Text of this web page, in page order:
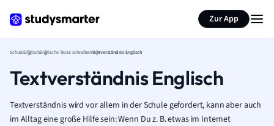
Zur App
SchuleEnglischEnglische Texte schreibenTextverständnis Englisch
Textverständnis Englisch
Textverständnis wird vor allem in der Schule gefordert, kann aber auch
im Alltag eine große Hilfe sein: Wenn Du z. B. etwas im Internet
Seite zusammenfassen